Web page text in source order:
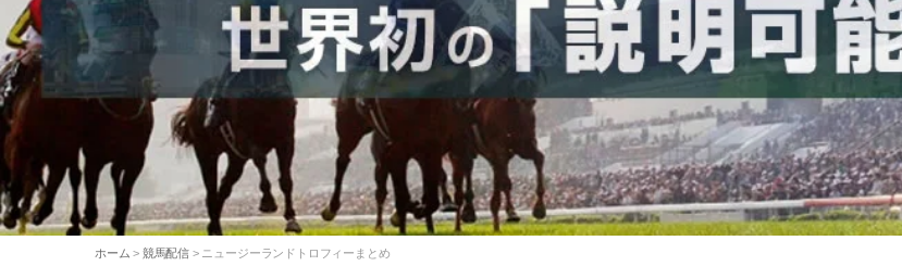
ホーム > 競馬配信 > ニュージーランドトロフィーまとめ